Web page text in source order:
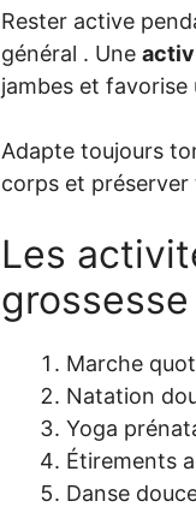
Rester active
général . Une
jambes et favorise
Adapte toujours
corps et préserver
Les
grossesse
Marche
Natation
Yoga
Étirements
Danse